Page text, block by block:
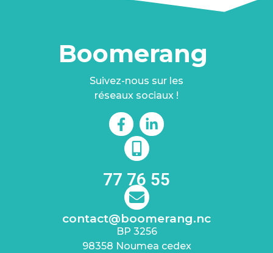
Boomerang
Suivez-nous sur les
réseaux sociaux !
77 76 55
contact@boomerang.nc
BP 3256
98358 Noumea cedex